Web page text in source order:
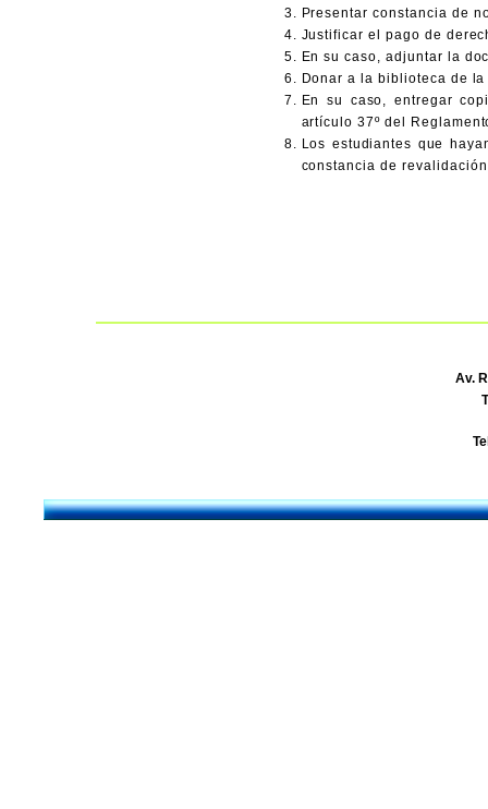
Presentar constancia de
Justificar el pago de
En su caso, adjuntar la
Donar a la biblioteca de
En su caso, entregar
artículo 37º del
Los estudiantes que
constancia de
Av.